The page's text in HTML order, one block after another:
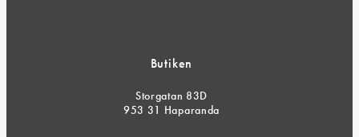
Butiken
Storgatan 83D
953 31 Haparanda